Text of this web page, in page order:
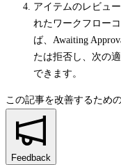
アイテムのレビュ
れたワークフロー
ば、 Awaiting
たは拒否し、次の
できます。
この記事を改善するため
Feedback